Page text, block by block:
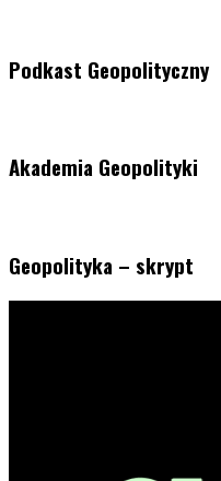
Podkast Geopolityczny
Akademia Geopolityki
Geopolityka – skrypt